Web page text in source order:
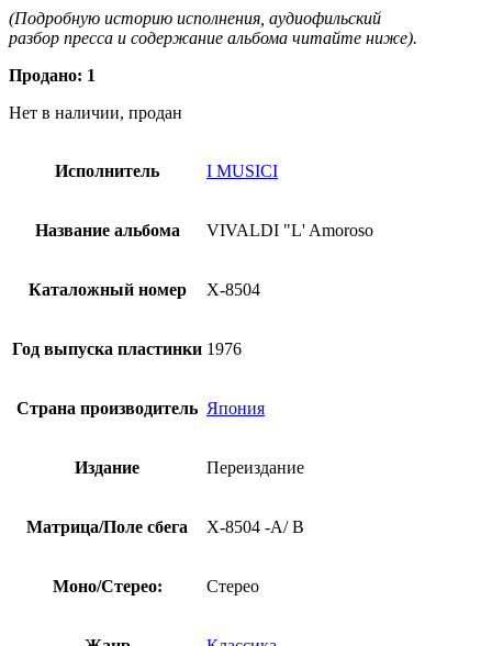
(Подробную историю исполнения, аудиофильский
разбор пресса и содержание альбома читайте ниже).
Продано: 1
Нет в наличии, продан
Исполнитель I MUSICI
Название альбома VIVALDI "L' Amoroso
Каталожный номер X-8504
Год выпуска пластинки 1976
Страна производитель Япония
Издание Переиздание
Матрица/Поле сбега X-8504 -A/ B
Моно/Стерео: Стерео